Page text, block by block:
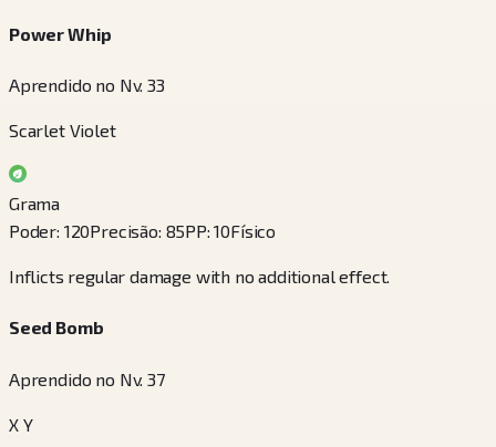
Power Whip
Aprendido no Nv. 33
Scarlet Violet
Grama
Poder: 120Precisão: 85PP:10Físico
Inflicts regular damage with no additional effect.
Seed Bomb
Aprendido no Nv. 37
X Y